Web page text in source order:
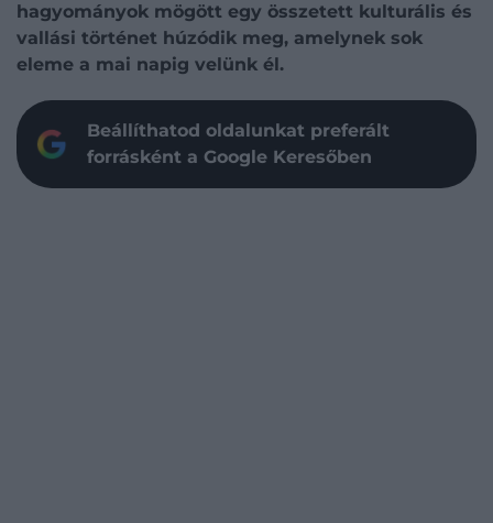
hagyományok mögött egy összetett kulturális és
vallási történet húzódik meg, amelynek sok
eleme a mai napig velünk él.
Beállíthatod oldalunkat preferált
forrásként a Google Keresőben